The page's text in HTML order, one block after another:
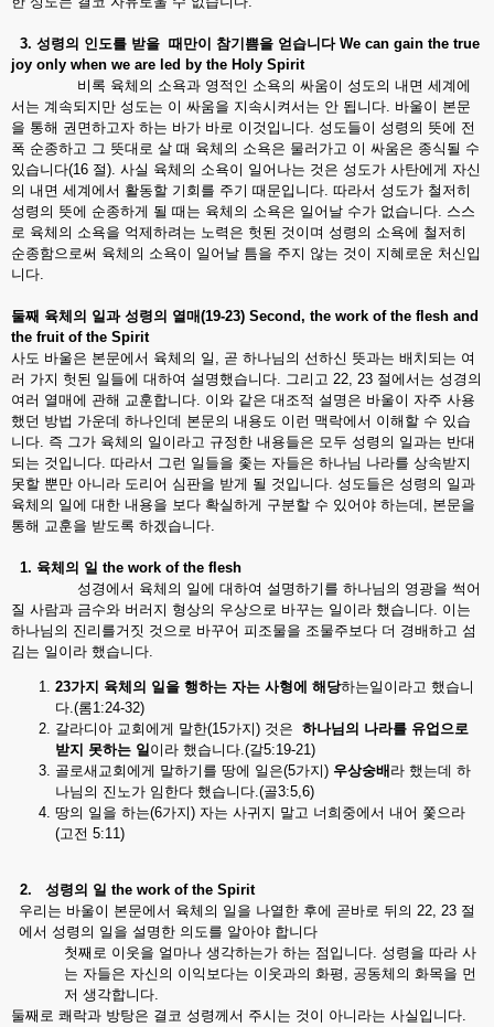
3. 성령의 인도를 받을 때만이 참기쁨을 얻습니다We can gain the true
joy only when we are led by the Holy Spirit
비록 육체의 소욕과 영적인 소욕의 싸움이 성도의 내면 세계에
서는 계속되지만 성도는 이 싸움을 지속시켜서는 안 됩니다. 바울이 본문
을 통해 권면하고자 하는 바가 바로 이것입니다. 성도들이 성령의 뜻에 전
폭 순종하고 그 뜻대로 살 때 육체의 소욕은 물러가고 이 싸움은 종식될 수
있습니다(16 절). 사실 육체의 소욕이 일어나는 것은 성도가 사탄에게 자신
의 내면 세계에서 활동할 기회를 주기 때문입니다. 따라서 성도가 철저히
성령의 뜻에 순종하게 될 때는 육체의 소욕은 일어날 수가 없습니다. 스스
로 육체의 소욕을 억제하려는 노력은 헛된 것이며 성령의 소욕에 철저히
순종함으로써 육체의 소욕이 일어날 틈을 주지 않는 것이 지혜로운 처신입
니다.
둘째 육체의 일과 성령의 열매(19-23) Second, the work of the flesh and
the fruit of the Spirit
사도 바울은 본문에서 육체의 일, 곧 하나님의 선하신 뜻과는 배치되는 여
러 가지 헛된 일들에 대하여 설명했습니다. 그리고 22, 23 절에서는 성경의
여러 열매에 관해 교훈합니다. 이와 같은 대조적 설명은 바울이 자주 사용
했던 방법 가운데 하나인데 본문의 내용도 이런 맥락에서 이해할 수 있습
니다. 즉 그가 육체의 일이라고 규정한 내용들은 모두 성령의 일과는 반대
되는 것입니다. 따라서 그런 일들을 좇는 자들은 하나님 나라를 상속받지
못할 뿐만 아니라 도리어 심판을 받게 될 것입니다. 성도들은 성령의 일과
육체의 일에 대한 내용을 보다 확실하게 구분할 수 있어야 하는데, 본문을
통해 교훈을 받도록 하겠습니다.
1. 육체의 일 the work of the flesh
성경에서 육체의 일에 대하여 설명하기를 하나님의 영광을 썩어
질 사람과 금수와 버러지 형상의 우상으로 바꾸는 일이라 했습니다. 이는
하나님의 진리를거짓 것으로 바꾸어 피조물을 조물주보다 더 경배하고 섬
김는 일이라 했습니다.
23가지 육체의 일을 행하는 자는 사형에 해당하는일이라고 했습니
다.(롬1:24-32)
갈라디아 교회에게 말한(15가지) 것은 하나님의 나라를 유업으로
받지 못하는 일이라 했습니다.(갈5:19-21)
골로새교회에게 말하기를 땅에 일은(5가지) 우상숭배 라 했는데 하
나님의 진노가 임한다 했습니다.(골3:5,6)
땅의 일을 하는(6가지) 자는 사귀지 말고 너희중에서 내어 쫓으라
(고전 5:11)
2. 성령의 일 the work of the Spirit
우리는 바울이 본문에서 육체의 일을 나열한 후에 곧바로 뒤의 22, 23 절
에서 성령의 일을 설명한 의도를 알아야 합니다
첫째로 이웃을 얼마나 생각하는가 하는 점입니다. 성령을 따라 사
는 자들은 자신의 이익보다는 이웃과의 화평, 공동체의 화목을 먼
저 생각합니다.
둘째로 쾌락과 방탕은 결코 성령께서 주시는 것이 아니라는 사실입니다.